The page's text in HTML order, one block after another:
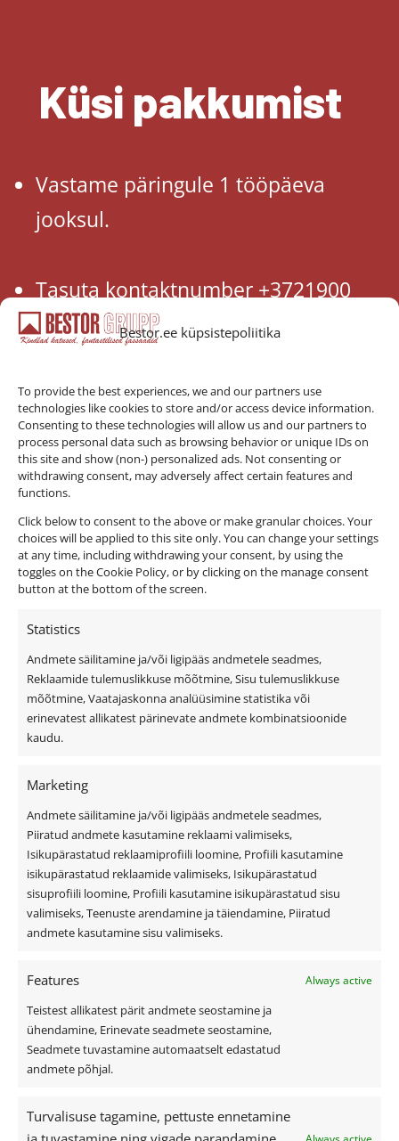
Bestor.ee küpsistepoliitika
To provide the best experiences, we and our partners use
technologies like cookies to store and/or access device information.
Consenting to these technologies will allow us and our partners to
process personal data such as browsing behavior or unique IDs on
this site and show (non-) personalized ads. Not consenting or
withdrawing consent, may adversely affect certain features and
functions.
Click below to consent to the above or make granular choices. Your
choices will be applied to this site only. You can change your settings
at any time, including withdrawing your consent, by using the
toggles on the Cookie Policy, or by clicking on the manage consent
button at the bottom of the screen.
Statistics
Andmete säilitamine ja/või ligipääs andmetele seadmes,
Reklaamide tulemuslikkuse mõõtmine, Sisu tulemuslikkuse
mõõtmine, Vaatajaskonna analüüsimine statistika või
erinevatest allikatest pärinevate andmete kombinatsioonide
kaudu.
Marketing
Andmete säilitamine ja/või ligipääs andmetele seadmes,
Piiratud andmete kasutamine reklaami valimiseks,
Isikupärastatud reklaamiprofiili loomine, Profiili kasutamine
isikupärastatud reklaamide valimiseks, Isikupärastatud
sisuprofiili loomine, Profiili kasutamine isikupärastatud sisu
valimiseks, Teenuste arendamine ja täiendamine, Piiratud
andmete kasutamine sisu valimiseks.
Features Always active
Teistest allikatest pärit andmete seostamine ja
ühendamine, Erinevate seadmete seostamine,
Seadmete tuvastamine automaatselt edastatud
andmete põhjal.
Turvalisuse tagamine, pettuste ennetamine
Küsi pakkumist
Vastame päringule 1 tööpäeva
jooksul.
Tasuta kontaktnumber +3721900
Privaatsuspoliitika
Küpsiste kasutamise tingimused
Üldtingimused
Viilkatus
Lamekatus
Fassaad ja fassaadiplaadid
Outlet
Interjöör
Katusekalkulaator
Edasimüüjad ja paigaldajad